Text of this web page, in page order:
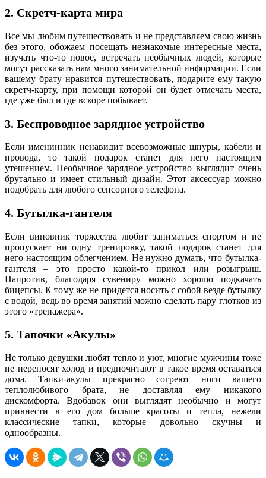
2. Скретч-карта мира
Все мы любим путешествовать и не представляем свою жизнь
без этого, обожаем посещать незнакомые интересные места,
изучать что-то новое, встречать необычных людей, которые
могут рассказать нам много занимательной информации. Если
вашему брату нравится путешествовать, подарите ему такую
скретч-карту, при помощи которой он будет отмечать места,
где уже был и где вскоре побывает.
3. Беспроводное зарядное устройство
Если именинник ненавидит всевозможные шнуры, кабели и
провода, то такой подарок станет для него настоящим
утешением. Необычное зарядное устройство выглядит очень
брутально и имеет стильный дизайн. Этот аксессуар можно
подобрать для любого сенсорного телефона.
4. Бутылка-гантеля
Если виновник торжества любит заниматься спортом и не
пропускает ни одну тренировку, такой подарок станет для
него настоящим облегчением. Не нужно думать, что бутылка-
гантеля – это просто какой-то прикол или розыгрыш.
Напротив, благодаря сувениру можно хорошо подкачать
бицепсы. К тому же не придется носить с собой везде бутылку
с водой, ведь во время занятий можно сделать пару глотков из
этого «тренажера».
5. Тапочки «Акулы»
Не только девушки любят тепло и уют, многие мужчины тоже
не переносят холод и предпочитают в такое время оставаться
дома. Тапки-акулы прекрасно согреют ноги вашего
теплолюбивого брата, не доставляя ему никакого
дискомфорта. Вдобавок они выглядят необычно и могут
привнести в его дом больше красоты и тепла, нежели
классические тапки, которые довольно скучны и
однообразны.